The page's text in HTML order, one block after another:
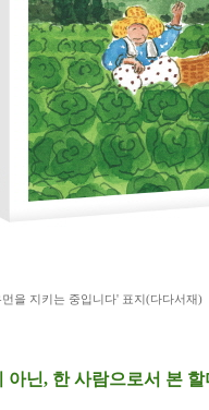
을 지키는 중입니다' 표지(다다서재)
닌, 한 사람으로서 본